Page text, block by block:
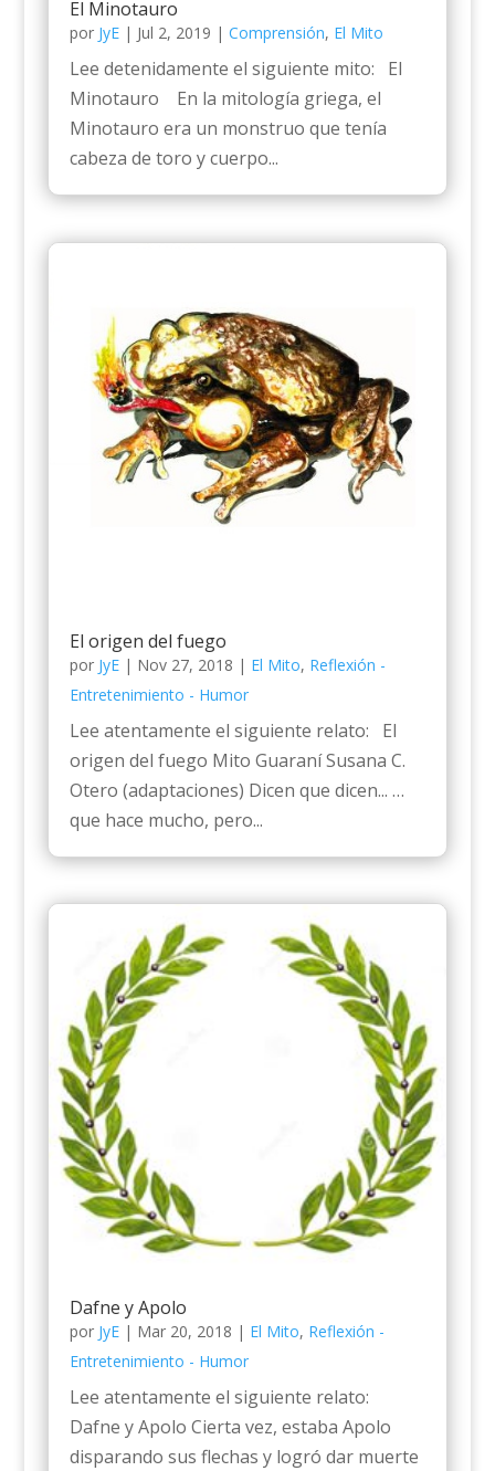
El Minotauro
por JyE| Jul 2, 2019 | Comprensión, El Mito
Lee detenidamente el siguiente mito: El
Minotauro En la mitología griega, el
Minotauro era un monstruo que tenía
cabeza de toro y cuerpo...
El origen del fuego
por JyE| Nov 27, 2018 | El Mito, Reflexión -
Entretenimiento - Humor
Lee atentamente el siguiente relato: El
origen del fuego Mito Guaraní Susana C.
Otero (adaptaciones) Dicen que dicen... …
que hace mucho, pero...
Dafne y Apolo
por JyE| Mar 20, 2018 | El Mito, Reflexión -
Entretenimiento - Humor
Lee atentamente el siguiente relato:
Dafne y Apolo Cierta vez, estaba Apolo
disparando sus flechas y logró dar muerte